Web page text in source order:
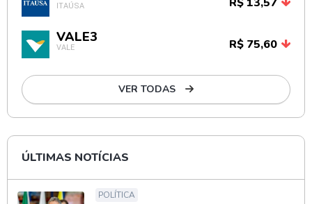
ITAÚSA
VALE3
VALE R$ 75,60
VER TODAS
ÚLTIMAS NOTÍCIAS
POLÍTICA